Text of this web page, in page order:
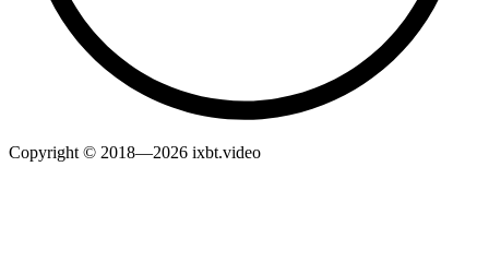
Copyright © 2018—2026 ixbt.video